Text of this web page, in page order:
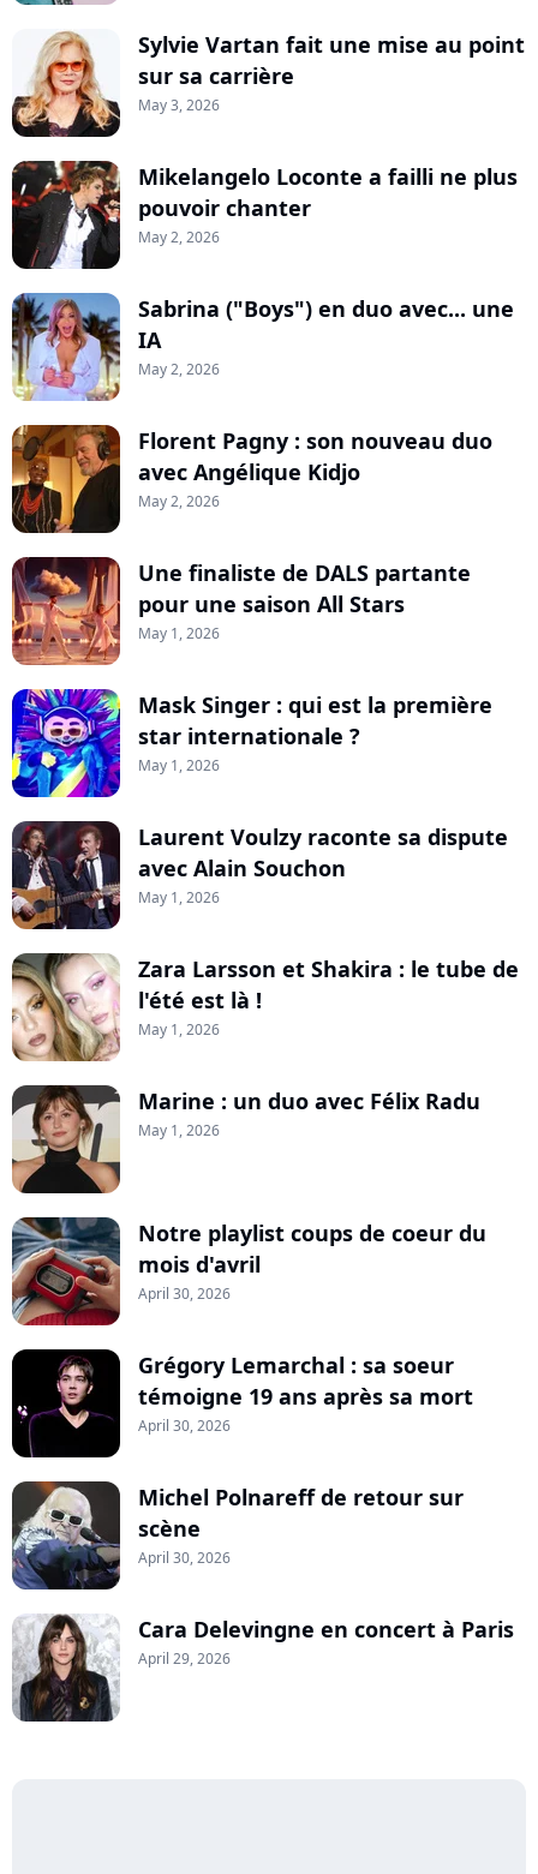
Sylvie Vartan fait une mise au point
sur sa carrière
May 3, 2026
Mikelangelo Loconte a failli ne plus
pouvoir chanter
May 2, 2026
Sabrina ("Boys") en duo avec... une
IA
May 2, 2026
Florent Pagny : son nouveau duo
avec Angélique Kidjo
May 2, 2026
Une finaliste de DALS partante
pour une saison All Stars
May 1, 2026
Mask Singer : qui est la première
star internationale ?
May 1, 2026
Laurent Voulzy raconte sa dispute
avec Alain Souchon
May 1, 2026
Zara Larsson et Shakira : le tube de
l'été est là !
May 1, 2026
Marine : un duo avec Félix Radu
May 1, 2026
Notre playlist coups de coeur du
mois d'avril
April 30, 2026
Grégory Lemarchal : sa soeur
témoigne 19 ans après sa mort
April 30, 2026
Michel Polnareff de retour sur
scène
April 30, 2026
Cara Delevingne en concert à Paris
April 29, 2026